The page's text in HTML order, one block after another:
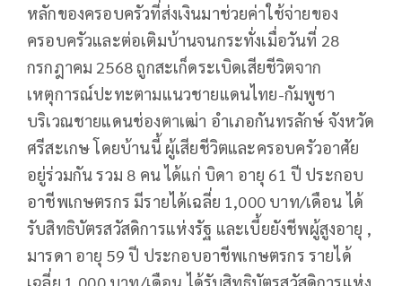
หลักของครอบครัวที่ส่งเงินมาช่วยค่าใช้จ่ายของ
ครอบครัวและต่อเติมบ้านจนกระทั่งเมื่อวันที่ 28
กรกฎาคม 2568 ถูกสะเก็ดระเบิดเสียชีวิตจาก
เหตุการณ์ปะทะตามแนวชายแดนไทย-กัมพูชา
บริเวณชายแดนช่องตาเฒ่า อำเภอกันทรลักษ์ จังหวัด
ศรีสะเกษ โดยบ้านนี้ ผู้เสียชีวิตและครอบครัวอาศัย
อยู่ร่วมกัน รวม 8 คน ได้แก่ บิดา อายุ 61 ปี ประกอบ
อาชีพเกษตรกร มีรายได้เฉลี่ย 1,000 บาท/เดือน ได้
รับสิทธิบัตรสวัสดิการแห่งรัฐ และเบี้ยยังชีพผู้สูงอายุ ,
มารดา อายุ 59 ปี ประกอบอาชีพเกษตรกร รายได้